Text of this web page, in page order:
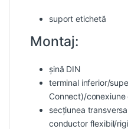
suport etichetă
Montaj:
șină DIN
terminal inferior/
Connect)/conexiune
secțiunea
conductor flexibil/